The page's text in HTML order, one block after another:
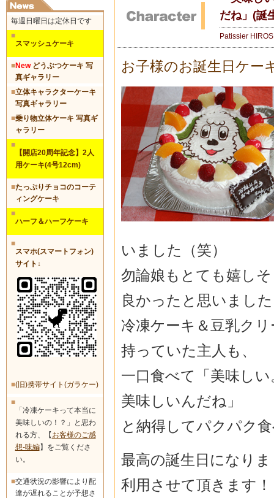
毎週日曜日は定休日です
■
スマッシュケーキ
■Newどうぶつケーキ 写
真ギャラリー
■立体キャラクターケーキ
写真ギャラリー
■乗り物立体ケーキ 写真ギ
ャラリー
■
【開店20周年記念】2人
用ケーキ(4号12cm)
■たっぷりチョコのコーテ
ィングケーキ
■
ハーフ＆ハーフケーキ
■
スマホ(スマートフォン)
サイト↓
■(旧)携帯サイト(ガラケー)
■
「冷凍ケーキって本当に
美味しいの！？」と思わ
れる方、【 お客様のご感
想-味編】をご覧くださ
い。
■交通状況の影響により配
達が遅れることが予想さ
だね」(誕
Patissier
お子様のお誕生日ケー
いました（笑）
勿論娘もとても嬉し
良かったと思いまし
冷凍ケーキ＆豆乳ク
持っていた主人も、
一口食べて「美味し
美味しいんだね」
と納得してパクパク
最高の誕生日になり
利用させて頂きます！